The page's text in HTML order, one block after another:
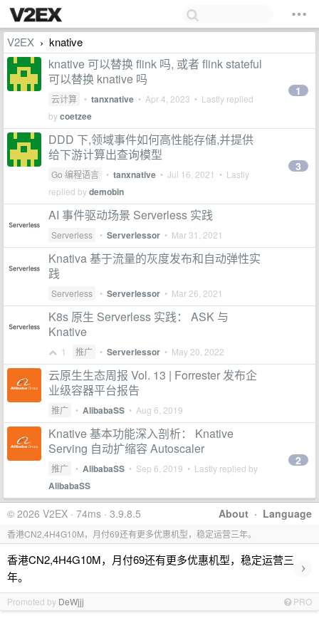
V2EX › knative
knative 可以替换 flink 吗, 或者 flink stateful
可以替换 knative 吗
云计算 • tanxnative • Apr 4, 2023 • Lastly replied
bycoetzee
1
DDD 下,领域事件如何高性能存储,并提供
给下游计算出查询模型
Go 编程语言 • tanxnative • Jul 16, 2021 • Lastly
replied bydemobin
3
AI 事件驱动场景 Serverless 实践
Serverless • Serverlessor • Mar 31, 2021
Knativa 基于流量的灰度发布和自动弹性实
践
Serverless • Serverlessor • Mar 26, 2021
K8s 原生 Serverless 实践： ASK 与
Knative
1 推广 • Serverlessor • May 20, 2022
云原生生态周报 Vol. 13 | Forrester 发布企
业级容器平台报告
推广 • AlibabaSS • Aug 6, 2019
Knative 基本功能深入剖析： Knative
Serving 自动扩缩容 Autoscaler
推广 • AlibabaSS • Sep 6, 2019 • Lastly replied by
AlibabaSS
2
About · Language
© 2026 V2EX · 74ms · 3.9.8.5
香港CN2,4H4G10M，月付69还有更多优惠机型，稳定运营三年。
香港CN2,4H4G10M，月付69还有更多优惠机型，稳定运营三
年。
›
Promoted by DeWjjj PRO